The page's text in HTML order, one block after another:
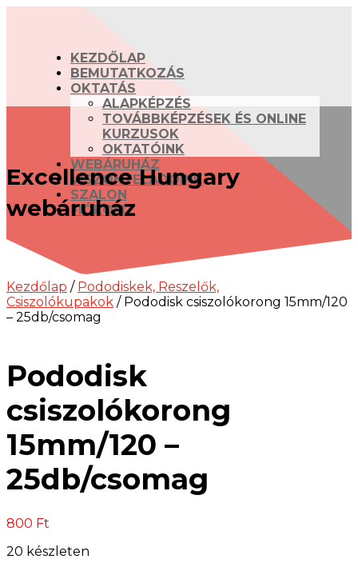
KEZDŐLAP
BEMUTATKOZÁS
OKTATÁS
ALAPKÉPZÉS
TOVÁBBKÉPZÉSEK ÉS ONLINE
KURZUSOK
OKTATÓINK
WEBÁRUHÁZ
VISZONTELADÓINK
SZALON
FIÓKOM
Excellence Hungary
webáruház
Kezdőlap / Pododiskek, Reszelők,
Csiszolókupakok / Pododisk csiszolókorong 15mm/120
– 25db/csomag
Pododisk
csiszolókorong
15mm/120 –
25db/csomag
800 Ft
20 készleten